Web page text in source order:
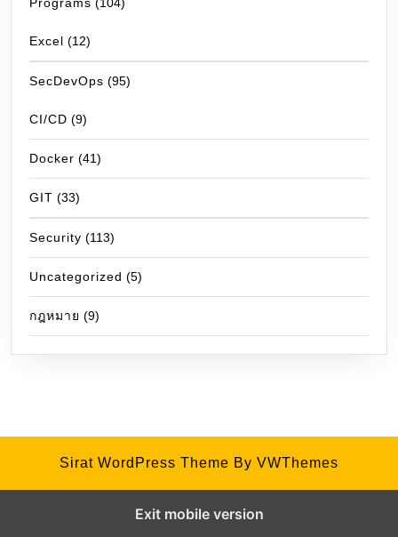
Programs (104)
Excel (12)
SecDevOps (95)
CI/CD (9)
Docker (41)
GIT (33)
Security (113)
Uncategorized (5)
กฎหมาย (9)
Sirat WordPress Theme By VWThemes
Exit mobile version